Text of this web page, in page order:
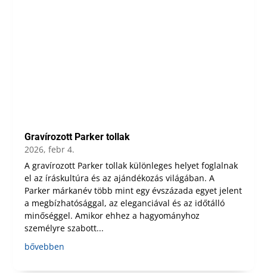
Gravírozott Parker tollak
2026, febr 4.
A gravírozott Parker tollak különleges helyet foglalnak
el az íráskultúra és az ajándékozás világában. A
Parker márkanév több mint egy évszázada egyet jelent
a megbízhatósággal, az eleganciával és az időtálló
minőséggel. Amikor ehhez a hagyományhoz
személyre szabott...
bővebben